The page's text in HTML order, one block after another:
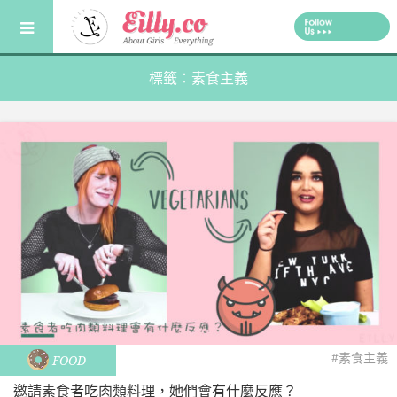
content
標籤：素食主義
FOOD #素食主義
邀請素食者吃肉類料理，她們會有什麼反應？